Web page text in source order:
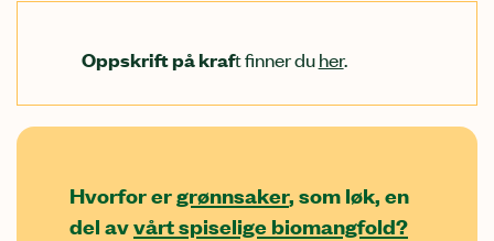
Oppskrift på kraft finner duher.
Hvorfor ergrønnsaker, som løk, en
del avvårt spiselige biomangfold?